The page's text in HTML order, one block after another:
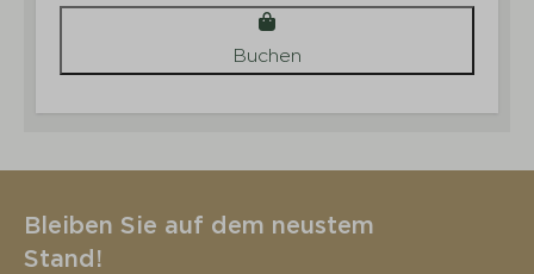
Buchen
Bleiben Sie auf dem neustem
Stand!